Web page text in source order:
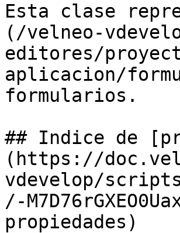
Esta clase
(/velneo-
editores/
aplicacion/
formularios.
## Indice de
(https://
vdevelop/
/-
propiedades)